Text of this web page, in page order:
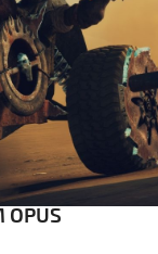
OPUS